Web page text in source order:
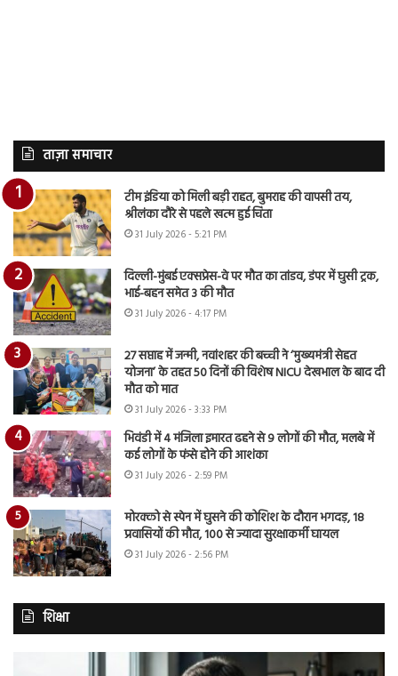
ताज़ा समाचार
टीम इंडिया को मिली बड़ी राहत, बुमराह की वापसी तय,
श्रीलंका दौरे से पहले खत्म हुई चिंता
31 July 2026 - 5:21 PM
दिल्ली-मुंबई एक्सप्रेस-वे पर मौत का तांडव, डंपर में घुसी ट्रक,
भाई-बहन समेत 3 की मौत
31 July 2026 - 4:17 PM
27 सप्ताह में जन्मी, नवांशहर की बच्ची ने ‘मुख्यमंत्री सेहत
योजना’ के तहत 50 दिनों की विशेष NICU देखभाल के बाद दी
मौत को मात
31 July 2026 - 3:33 PM
भिवंडी में 4 मंजिला इमारत ढहने से 9 लोगों की मौत, मलबे में
कई लोगों के फंसे होने की आशंका
31 July 2026 - 2:59 PM
मोरक्को से स्पेन में घुसने की कोशिश के दौरान भगदड़, 18
प्रवासियों की मौत, 100 से ज्यादा सुरक्षाकर्मी घायल
31 July 2026 - 2:56 PM
शिक्षा